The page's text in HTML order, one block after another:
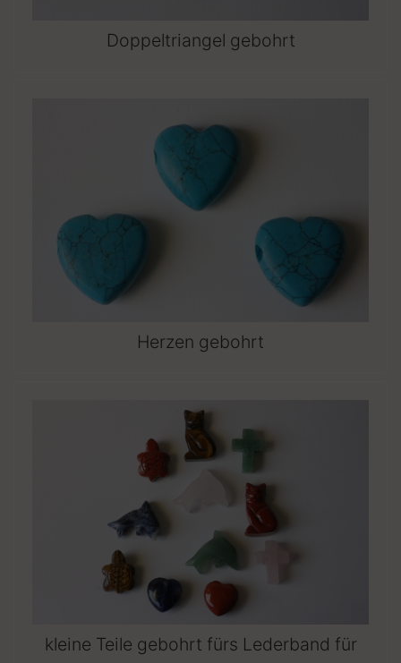
Doppeltriangel gebohrt
Herzen gebohrt
kleine Teile gebohrt fürs Lederband für